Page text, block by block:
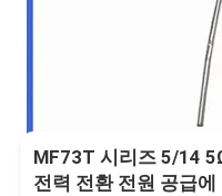
MF73T 시리즈 5/14
전력 전환 전원 공급에